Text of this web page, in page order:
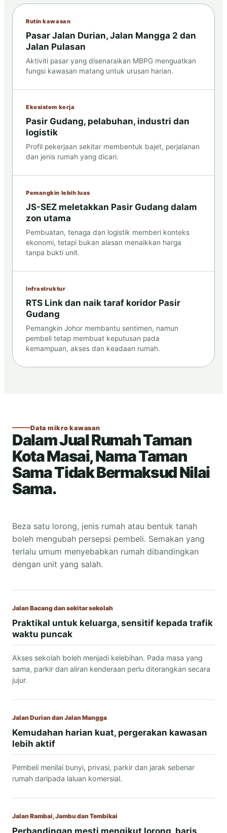
Rutin kawasan
Pasar Jalan Durian, Jalan Mangga 2 dan
Jalan Pulasan
Aktiviti pasar yang disenaraikan MBPG menguatkan
fungsi kawasan matang untuk urusan harian.
Ekosistem kerja
Pasir Gudang, pelabuhan, industri dan
logistik
Profil pekerjaan sekitar membentuk bajet, perjalanan
dan jenis rumah yang dicari.
Pemangkin lebih luas
JS-SEZ meletakkan Pasir Gudang dalam
zon utama
Pembuatan, tenaga dan logistik memberi konteks
ekonomi, tetapi bukan alasan menaikkan harga
tanpa bukti unit.
Infrastruktur
RTS Link dan naik taraf koridor Pasir
Gudang
Pemangkin Johor membantu sentimen, namun
pembeli tetap membuat keputusan pada
kemampuan, akses dan keadaan rumah.
Data mikro kawasan
Dalam Jual Rumah Taman
Kota Masai, Nama Taman
Sama Tidak Bermaksud Nilai
Sama.
Beza satu lorong, jenis rumah atau bentuk tanah
boleh mengubah persepsi pembeli. Semakan yang
terlalu umum menyebabkan rumah dibandingkan
dengan unit yang salah.
Jalan Bacang dan sekitar sekolah
Praktikal untuk keluarga, sensitif kepada trafik
waktu puncak
Akses sekolah boleh menjadi kelebihan. Pada masa yang
sama, parkir dan aliran kenderaan perlu diterangkan secara
jujur.
Jalan Durian dan Jalan Mangga
Kemudahan harian kuat, pergerakan kawasan
lebih aktif
Pembeli menilai bunyi, privasi, parkir dan jarak sebenar
rumah daripada laluan komersial.
Jalan Rambai, Jambu dan Tembikai